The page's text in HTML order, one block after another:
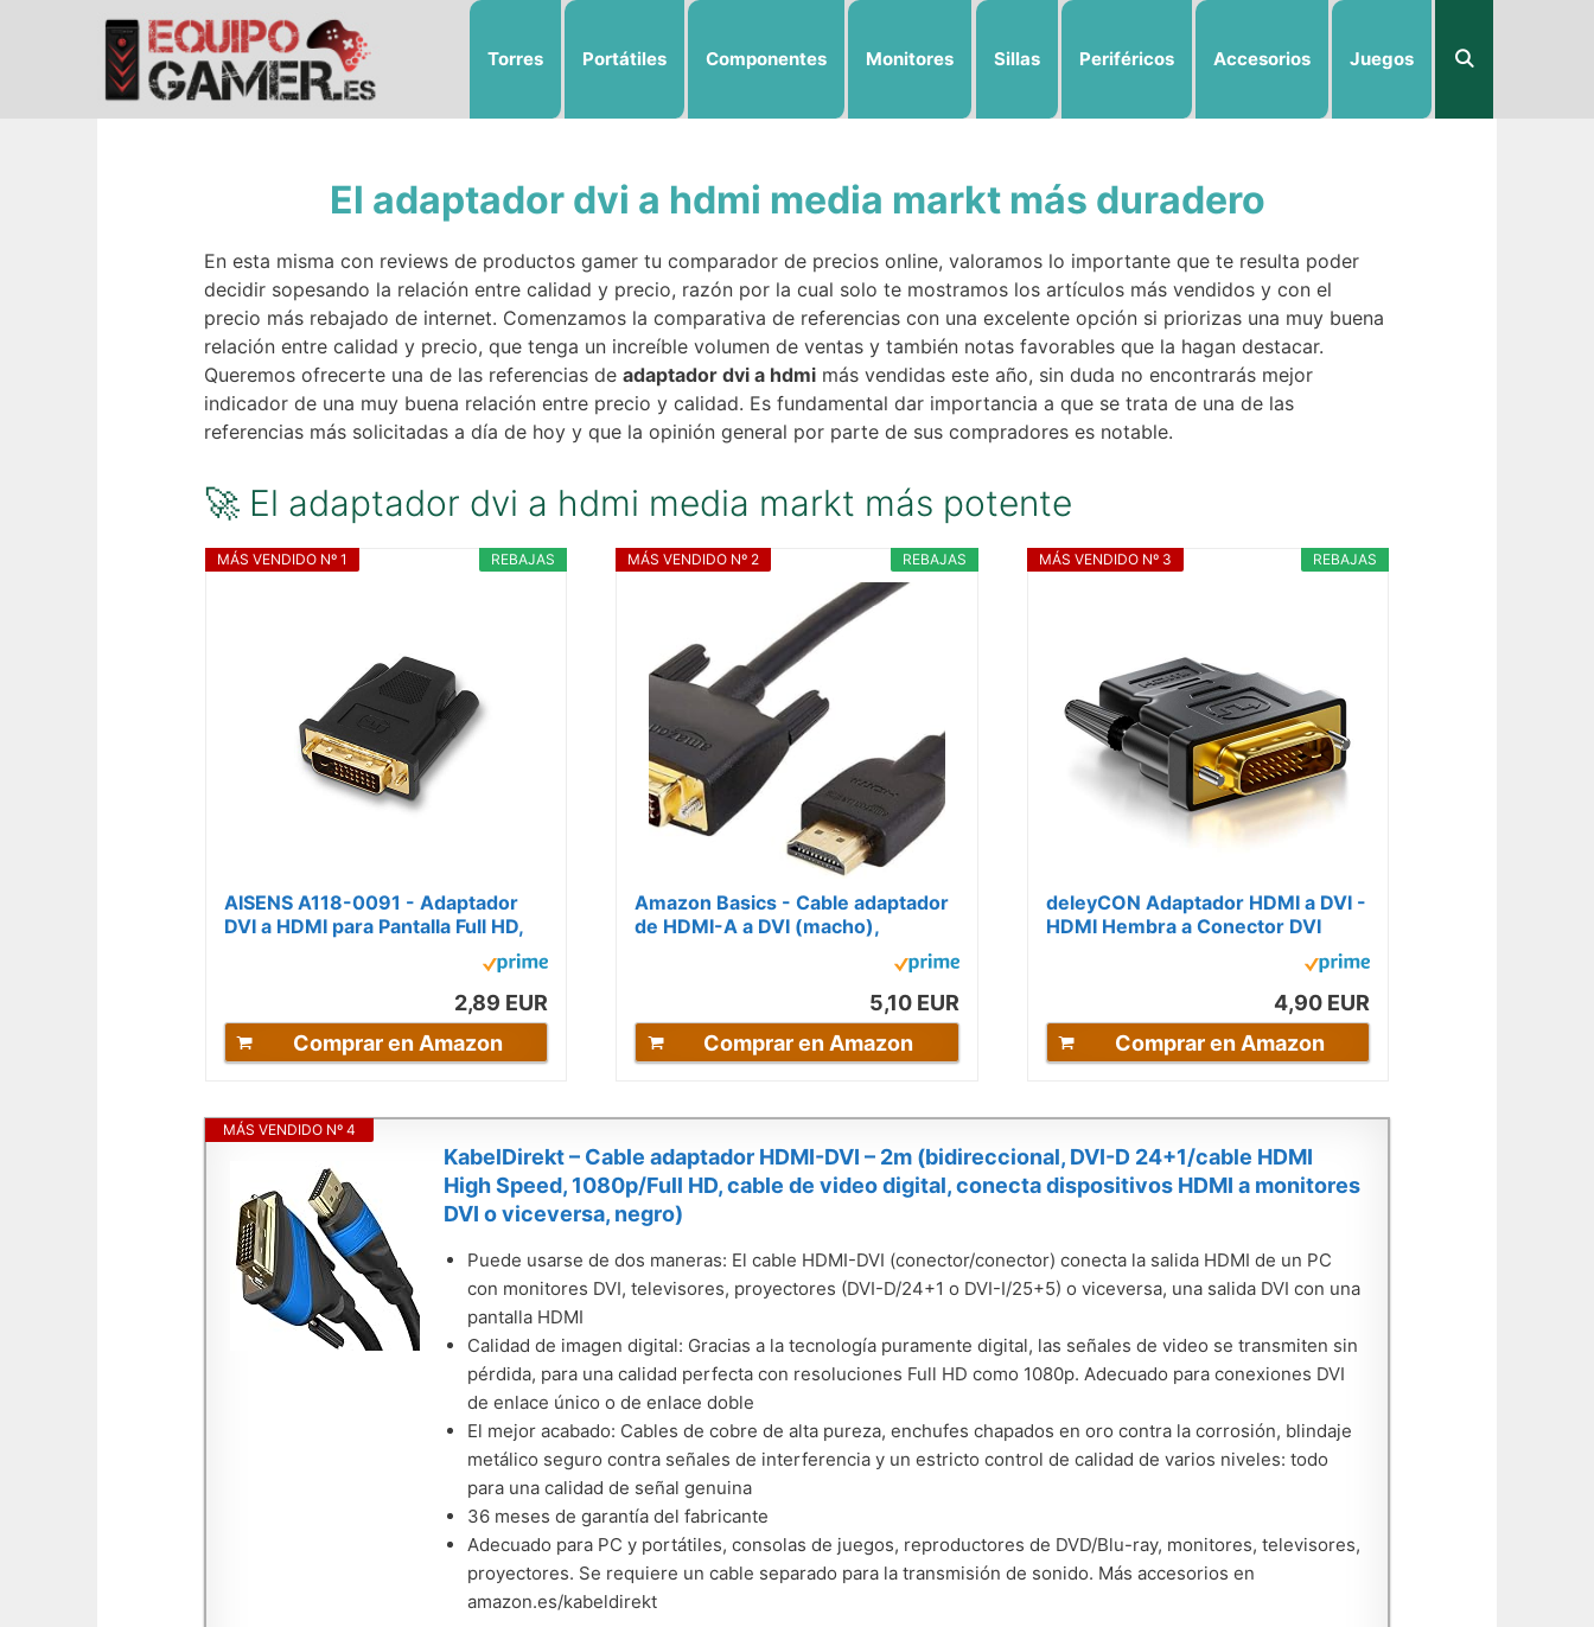
Torres Portátiles Componentes Monitores Sillas Periféricos Accesorios Juegos
El adaptador dvi a hdmi media markt más duradero
En esta misma con reviews de productos gamer tu comparador de precios online, valoramos lo importante que te resulta poder
decidir sopesando la relación entre calidad y precio, razón por la cual solo te mostramos los artículos más vendidos y con el
precio más rebajado de internet. Comenzamos la comparativa de referencias con una excelente opción si priorizas una muy buena
relación entre calidad y precio, que tenga un increíble volumen de ventas y también notas favorables que la hagan destacar.
Queremos ofrecerte una de las referencias de adaptador dvi a hdmi más vendidas este año, sin duda no encontrarás mejor
indicador de una muy buena relación entre precio y calidad. Es fundamental dar importancia a que se trata de una de las
referencias más solicitadas a día de hoy y que la opinión general por parte de sus compradores es notable.
🚀 El adaptador dvi a hdmi media markt más potente
REBAJAS
MÁS VENDIDO Nº 1
AISENS A118-0091 - Adaptador
DVI a HDMI para Pantalla Full HD,
2,89 EUR
Comprar en Amazon
REBAJAS
MÁS VENDIDO Nº 2
Amazon Basics - Cable adaptador
de HDMI-A a DVI (macho),
bidireccional de 1080P, chapado
5,10 EUR
Comprar en Amazon
REBAJAS
MÁS VENDIDO Nº 3
deleyCON Adaptador HDMI a DVI -
HDMI Hembra a Conector DVI
4,90 EUR
Comprar en Amazon
MÁS VENDIDO Nº 4
KabelDirekt – Cable adaptador HDMI-DVI – 2m (bidireccional, DVI-D 24+1/cable HDMI
High Speed, 1080p/Full HD, cable de video digital, conecta dispositivos HDMI a monitores
DVI o viceversa, negro)
Puede usarse de dos maneras: El cable HDMI-DVI (conector/conector) conecta la salida HDMI de un PC
con monitores DVI, televisores, proyectores (DVI-D/24+1 o DVI-I/25+5) o viceversa, una salida DVI con una
pantalla HDMI
Calidad de imagen digital: Gracias a la tecnología puramente digital, las señales de video se transmiten sin
pérdida, para una calidad perfecta con resoluciones Full HD como 1080p. Adecuado para conexiones DVI
de enlace único o de enlace doble
El mejor acabado: Cables de cobre de alta pureza, enchufes chapados en oro contra la corrosión, blindaje
metálico seguro contra señales de interferencia y un estricto control de calidad de varios niveles: todo
para una calidad de señal genuina
36 meses de garantía del fabricante
Adecuado para PC y portátiles, consolas de juegos, reproductores de DVD/Blu-ray, monitores, televisores,
proyectores. Se requiere un cable separado para la transmisión de sonido. Más accesorios en
amazon.es/kabeldirekt